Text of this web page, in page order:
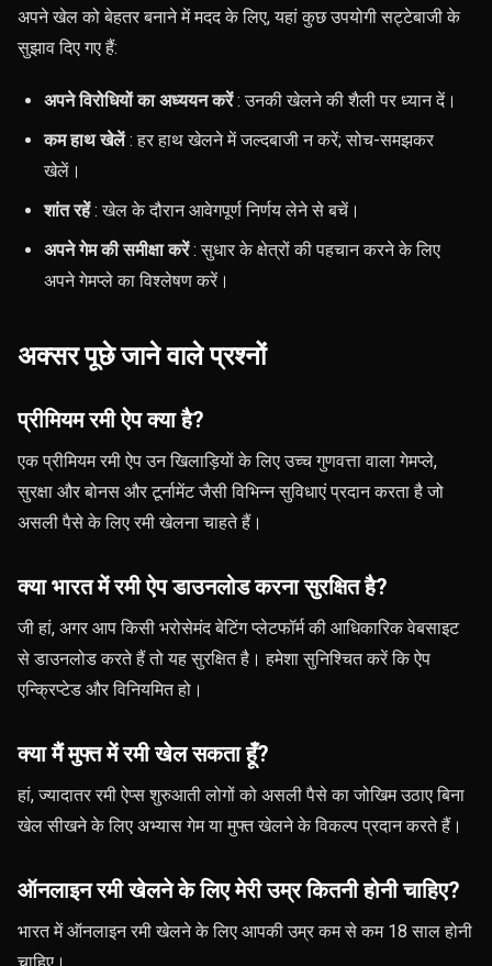
अपने खेल को बेहतर बनाने में मदद के लिए, यहां कुछ उपयोगी सट्टेबाजी के
सुझाव दिए गए हैं:
अपने विरोधियों का अध्ययन करें: उनकी खेलने की शैली पर ध्यान दें।
कम हाथ खेलें: हर हाथ खेलने में जल्दबाजी न करें; सोच-समझकर
खेलें।
शांत रहें: खेल के दौरान आवेगपूर्ण निर्णय लेने से बचें।
अपने गेम की समीक्षा करें: सुधार के क्षेत्रों की पहचान करने के लिए
अपने गेमप्ले का विश्लेषण करें।
अक्सर पूछे जाने वाले प्रश्नों
प्रीमियम रमी ऐप क्या है?
एक प्रीमियम रमी ऐप उन खिलाड़ियों के लिए उच्च गुणवत्ता वाला गेमप्ले,
सुरक्षा और बोनस और टूर्नामेंट जैसी विभिन्न सुविधाएं प्रदान करता है जो
असली पैसे के लिए रमी खेलना चाहते हैं।
क्या भारत में रमी ऐप डाउनलोड करना सुरक्षित है?
जी हां, अगर आप किसी भरोसेमंद बेटिंग प्लेटफॉर्म की आधिकारिक वेबसाइट
से डाउनलोड करते हैं तो यह सुरक्षित है। हमेशा सुनिश्चित करें कि ऐप
एन्क्रिप्टेड और विनियमित हो।
क्या मैं मुफ्त में रमी खेल सकता हूँ?
हां, ज्यादातर रमी ऐप्स शुरुआती लोगों को असली पैसे का जोखिम उठाए बिना
खेल सीखने के लिए अभ्यास गेम या मुफ्त खेलने के विकल्प प्रदान करते हैं।
ऑनलाइन रमी खेलने के लिए मेरी उम्र कितनी होनी चाहिए?
भारत में ऑनलाइन रमी खेलने के लिए आपकी उम्र कम से कम 18 साल होनी